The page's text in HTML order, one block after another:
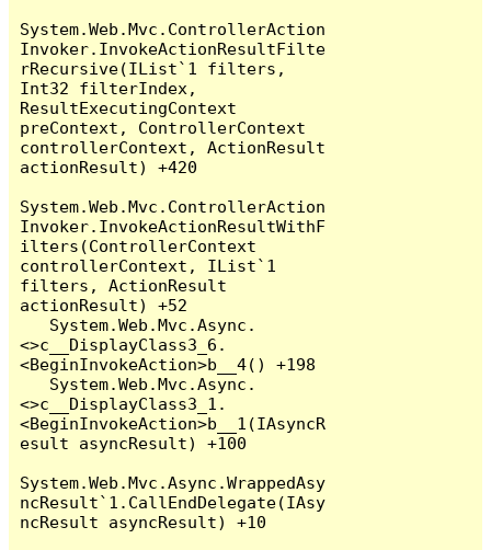
System.Web.Mvc.ControllerAction
Invoker.InvokeActionResultFilte
rRecursive(IList`1 filters,
Int32 filterIndex,
ResultExecutingContext
preContext, ControllerContext
controllerContext, ActionResult
actionResult) +420
System.Web.Mvc.ControllerAction
Invoker.InvokeActionResultWithF
ilters(ControllerContext
controllerContext, IList`1
filters, ActionResult
actionResult) +52
<>c__DisplayClass3_6.
<BeginInvokeAction>b__4() +198
<>c__DisplayClass3_1.
<BeginInvokeAction>b__1(IAsyncR
esult asyncResult) +100
System.Web.Mvc.Async.WrappedAsy
ncResult`1.CallEndDelegate(IAsy
ncResult asyncResult) +10